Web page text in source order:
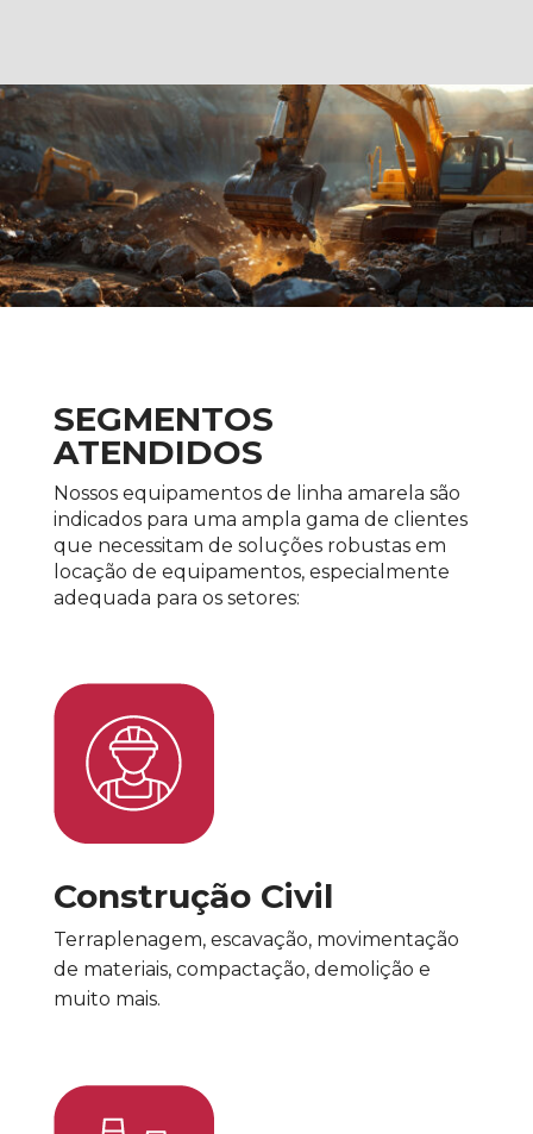
SEGMENTOS
ATENDIDOS
Nossos equipamentos de linha amarela são
indicados para uma ampla gama de clientes
que necessitam de soluções robustas em
locação de equipamentos, especialmente
adequada para os setores:
Construção Civil
Terraplenagem, escavação, movimentação
de materiais, compactação, demolição e
muito mais.